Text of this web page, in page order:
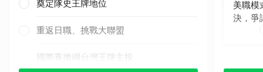
奠定隊史王牌地位
重返日職、挑戰大聯盟
國際賽擔綱台灣王牌主投
美職模
決，爭